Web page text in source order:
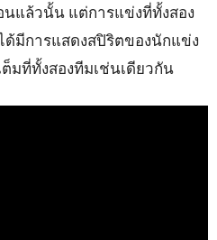
แล้วนั้น แต่การแข่งที่ทั้งสอง
ด้มีการแสดงสปิริตของนักแข่ง
มที่ทั้งสองทีมเช่นเดียวกัน